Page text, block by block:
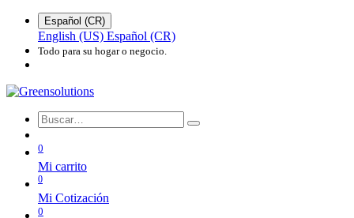
Español (CR)
English (US) Español (CR)
Todo para su hogar o negocio.
0
Mi carrito
0
Mi Cotización
0